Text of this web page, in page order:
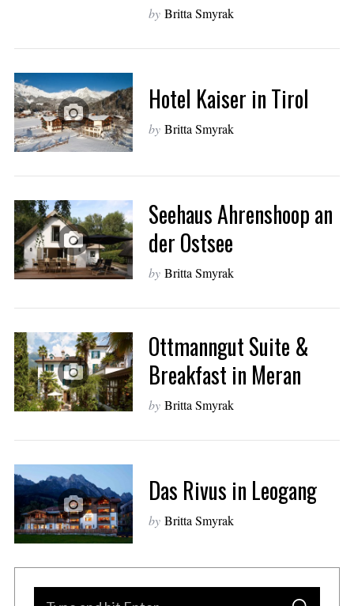
by Britta Smyrak
Hotel Kaiser in Tirol
by Britta Smyrak
Seehaus Ahrenshoop an
der Ostsee
by Britta Smyrak
Ottmanngut Suite &
Breakfast in Meran
by Britta Smyrak
Das Rivus in Leogang
by Britta Smyrak